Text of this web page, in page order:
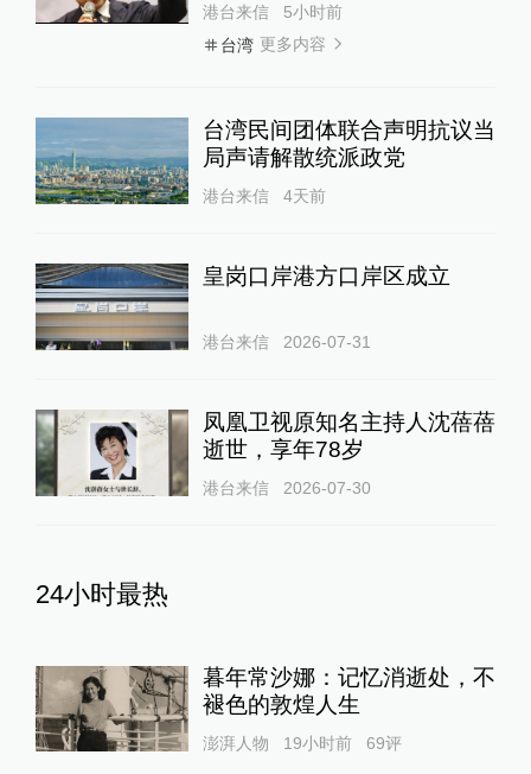
港台来信
5小时前
台湾 更多内容
台湾民间团体联合声明抗议当
局声请解散统派政党
港台来信 4天前
皇岗口岸港方口岸区成立
港台来信 2026-07-31
凤凰卫视原知名主持人沈蓓蓓
逝世，享年78岁
港台来信 2026-07-30
24小时最热
暮年常沙娜：记忆消逝处，不
褪色的敦煌人生
澎湃人物 19小时前 69评